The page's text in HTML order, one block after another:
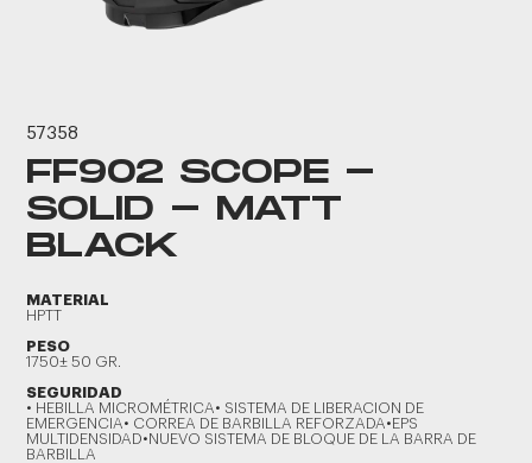
57358
FF902 SCOPE -
SOLID - MATT
BLACK
MATERIAL
HPTT
PESO
1750± 50 GR.
SEGURIDAD
• HEBILLA MICROMÉTRICA• SISTEMA DE LIBERACION DE
EMERGENCIA• CORREA DE BARBILLA REFORZADA•EPS
MULTIDENSIDAD•NUEVO SISTEMA DE BLOQUE DE LA BARRA DE
BARBILLA